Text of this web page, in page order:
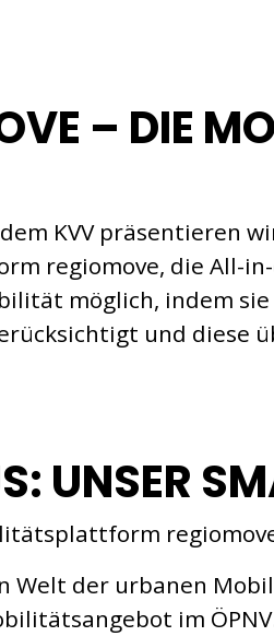
– DIE
KVV präsentieren
regiomove, die All-
möglich, indem
und diese
UNSER
Welt der urbanen
im